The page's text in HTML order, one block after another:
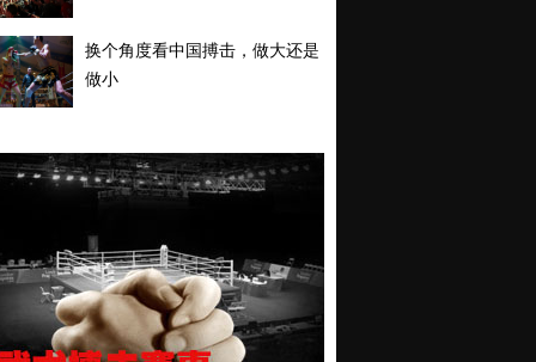
换个角度看中国搏击，做大还是
做小